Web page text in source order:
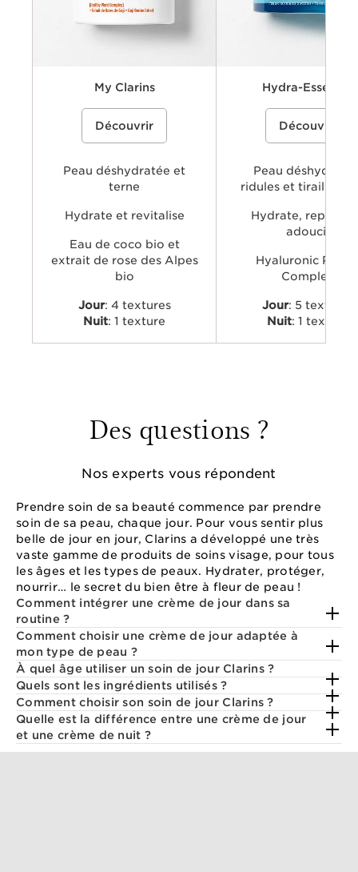
My Clarins
Une crème-gel hydratante à base
d'eau de coco bio et d'extrait de rose
Découvrir
Peau déshydratée et
terne
Hydrate et revitalise
Eau de coco bio et
extrait de rose des Alpes
bio
Jour: 4 textures
Nuit: 1 texture
Hydra-Essentiel
Une gamme de soins
contenant le Hyaluronic
officinal, pour visiblement
lisser et apaiser la peau, tout
apportant une hydratation
Découvrir
Peau
ridules et
Hydrate, repulpe
adoucit
Hyaluronic
Complex
Jour: 5 textures
Nuit: 1 texture
Des questions ?
Nos experts vous répondent
Prendre soin de sa beauté commence par prendre
soin de sa peau, chaque jour. Pour vous sentir plus
belle de jour en jour, Clarins a développé une très
vaste gamme de produits de soins visage, pour tous
les âges et les types de peaux. Hydrater, protéger,
nourrir… le secret du bien être à fleur de peau !
Comment intégrer une crème de jour dans sa
routine ?
Comment choisir une crème de jour adaptée à
mon type de peau ?
À quel âge utiliser un soin de jour Clarins ?
Quels sont les ingrédients utilisés ?
Comment choisir son soin de jour Clarins ?
Quelle est la différence entre une crème de jour
et une crème de nuit ?